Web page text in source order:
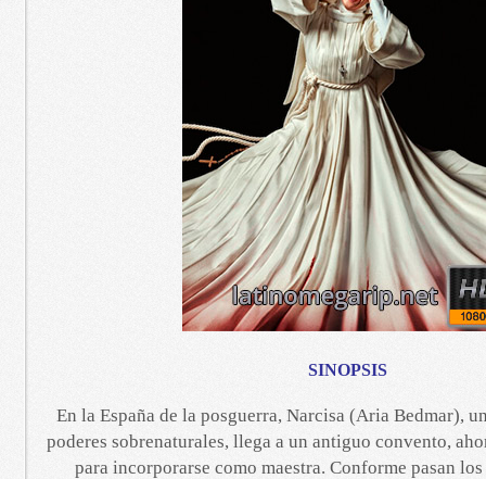
SINOPSIS
En la España de la posguerra, Narcisa (Aria Bedmar),
poderes sobrenaturales, llega a un antiguo convento,
para incorporarse como maestra. Conforme pasan